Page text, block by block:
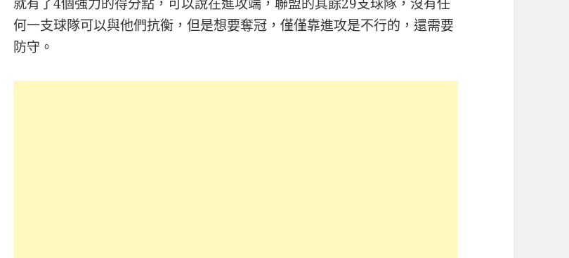
何一支球隊可以與他們抗衡，但是想要奪冠，僅僅靠進攻是不行的，還需要
防守。